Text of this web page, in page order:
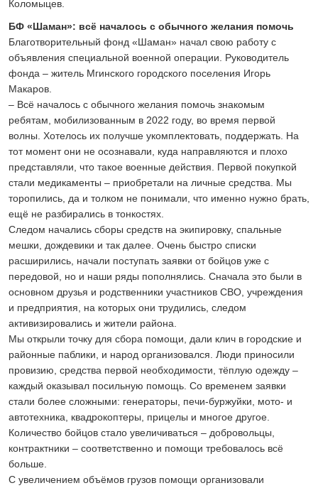
Коломыцев.
БФ «Шаман»: всё началось с обычного желания помочь
Благотворительный фонд «Шаман» начал свою работу с
объявления специальной военной операции. Руководитель
фонда – житель Мгинского городского поселения Игорь
Макаров.
– Всё началось с обычного желания помочь знакомым
ребятам, мобилизованным в 2022 году, во время первой
волны. Хотелось их получше укомплектовать, поддержать. На
тот момент они не осознавали, куда направляются и плохо
представляли, что такое военные действия. Первой покупкой
стали медикаменты – приобретали на личные средства. Мы
торопились, да и толком не понимали, что именно нужно брать,
ещё не разбирались в тонкостях.
Следом начались сборы средств на экипировку, спальные
мешки, дождевики и так далее. Очень быстро списки
расширились, начали поступать заявки от бойцов уже с
передовой, но и наши ряды пополнялись. Сначала это были в
основном друзья и родственники участников СВО, учреждения
и предприятия, на которых они трудились, следом
активизировались и жители района.
Мы открыли точку для сбора помощи, дали клич в городские и
районные паблики, и народ организовался. Люди приносили
провизию, средства первой необходимости, тёплую одежду –
каждый оказывал посильную помощь. Со временем заявки
стали более сложными: генераторы, печи-буржуйки, мото- и
автотехника, квадрокоптеры, прицелы и многое другое.
Количество бойцов стало увеличиваться – добровольцы,
контрактники – соответственно и помощи требовалось всё
больше.
С увеличением объёмов грузов помощи организовали